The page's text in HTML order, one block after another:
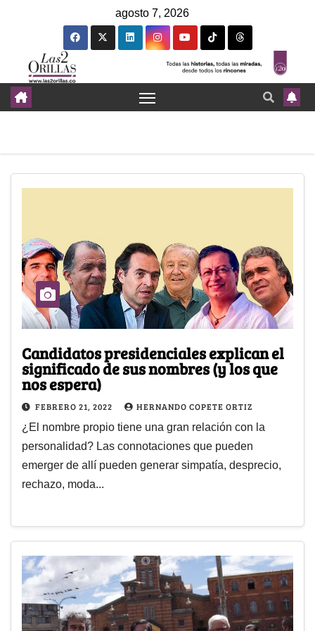
agosto 7, 2026
Candidatos presidenciales explican el
significado de sus nombres (y los que
nos espera)
FEBRERO 21, 2022 HERNANDO COPETE ORTIZ
¿El nombre propio tiene una gran relación con la
personalidad? Las connotaciones que pueden
emerger de allí pueden generar simpatía, desprecio,
rechazo, moda...